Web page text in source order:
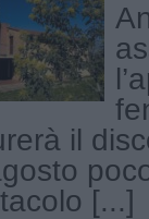
il
[...]